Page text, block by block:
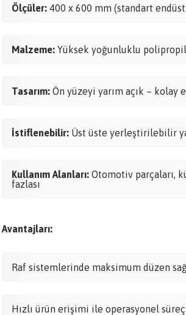
Ölçüler: 400 x 600 mm (standart
Malzeme: Yüksek yoğunluklu
Tasarım: Ön yüzeyi yarım açık – kolay
İstiflenebilir: Üst üste yerleştirilebilir
Kullanım Alanları: Otomotiv parçaları,
fazlası
Avantajları:
Raf sistemlerinde maksimum düzen
Hızlı ürün erişimi ile operasyonel